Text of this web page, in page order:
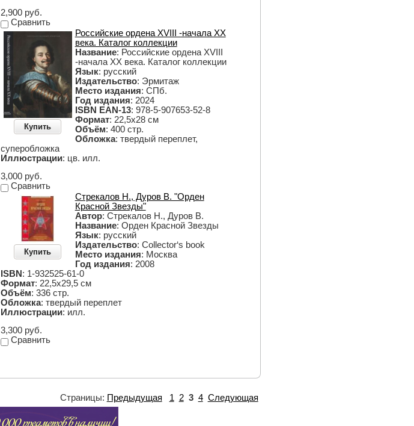
2,900 руб.
Сравнить
Купить
Российские ордена XVIII -начала ХХ
века. Каталог коллекции
Название: Российские ордена XVIII
-начала ХХ века. Каталог коллекции
Язык: русский
Издательство: Эрмитаж
Место издания: СПб.
Год издания: 2024
ISBN EAN-13: 978-5-907653-52-8
Формат: 22,5х28 см
Объём: 400 стр.
Обложка: твердый переплет,
суперобложка
Иллюстрации: цв. илл.
3,000 руб.
Сравнить
Купить
Стрекалов Н., Дуров В. "Орден
Красной Звезды"
Автор: Стрекалов Н., Дуров В.
Название: Орден Красной Звезды
Язык: русский
Издательство: Collector‘s book
Место издания: Москва
Год издания: 2008
ISBN: 1-932525-61-0
Формат: 22,5х29,5 см
Объём: 336 стр.
Обложка: твердый переплет
Иллюстрации: илл.
3,300 руб.
Сравнить
Страницы: Предыдущая 1 2 3 4 Следующая